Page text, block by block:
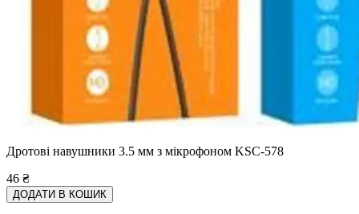
Дротові навушники 3.5 мм з мікрофоном KSC-578
46 ₴
ДОДАТИ В КОШИК